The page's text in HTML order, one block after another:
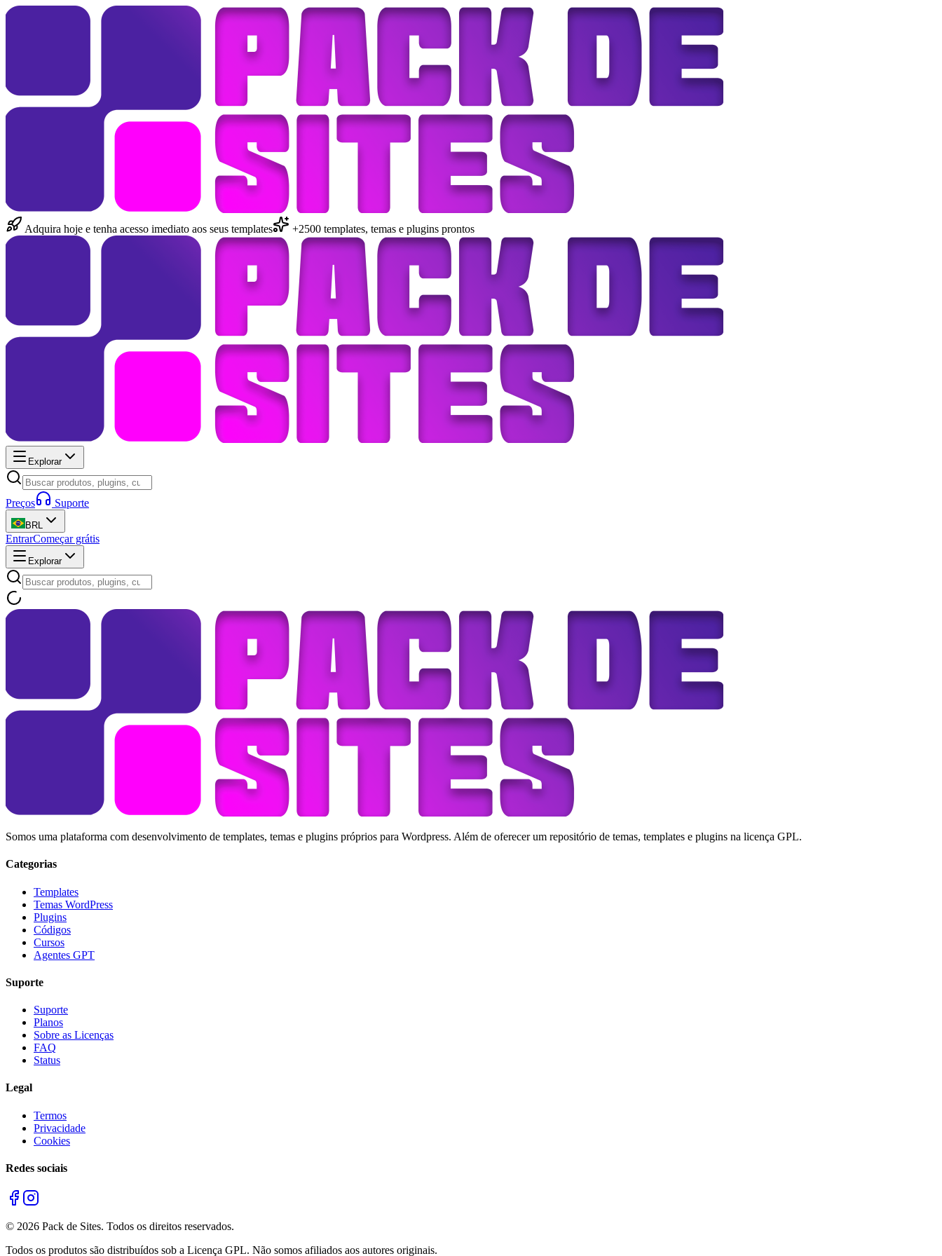
Adquira hoje e tenha acesso imediato aos seus templates +2500 templates, temas e plugins prontos
Explorar
Preços Suporte
BRL
EntrarComeçar grátis
Explorar
Somos uma plataforma com desenvolvimento de templates, temas e plugins próprios para Wordpress. Além de oferecer um repositório de temas, templates e plugins na licença GPL.
Categorias
Templates
Temas WordPress
Plugins
Códigos
Cursos
Agentes GPT
Suporte
Suporte
Planos
Sobre as Licenças
FAQ
Status
Legal
Termos
Privacidade
Cookies
Redes sociais
© 2026 Pack de Sites. Todos os direitos reservados.
Todos os produtos são distribuídos sob a Licença GPL. Não somos afiliados aos autores originais.